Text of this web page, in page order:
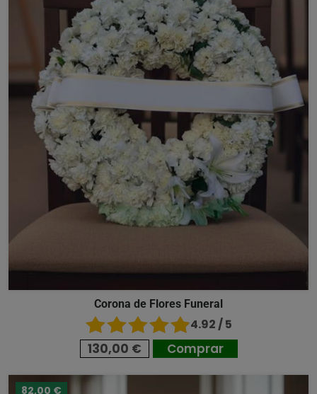
Corona de Flores Funeral
4.92 / 5
130,00 € Comprar
82,00 €